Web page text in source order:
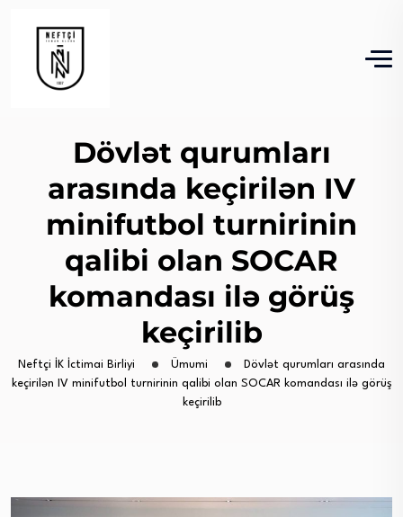
Dövlət qurumları
arasında keçirilən IV
minifutbol turnirinin
qalibi olan SOCAR
komandası ilə görüş
keçirilib
Neftçi İK İctimai Birliyi Ümumi
Dövlət qurumları arasında
keçirilən IV minifutbol turnirinin qalibi olan SOCAR komandası ilə görüş
keçirilib